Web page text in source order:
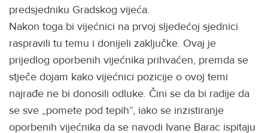
predsjedniku Gradskog vijeća.
Nakon toga bi vijećnici na prvoj sljedećoj sjednici
raspravili tu temu i donijeli zaključke. Ovaj je
prijedlog oporbenih vijećnika prihvaćen, premda se
stječe dojam kako vijećnici pozicije o ovoj temi
najrađe ne bi donosili odluke. Čini se da bi radije da
se sve „pomete pod tepih“, iako se inzistiranje
oporbenih vijećnika da se navodi Ivane Barac ispitaju